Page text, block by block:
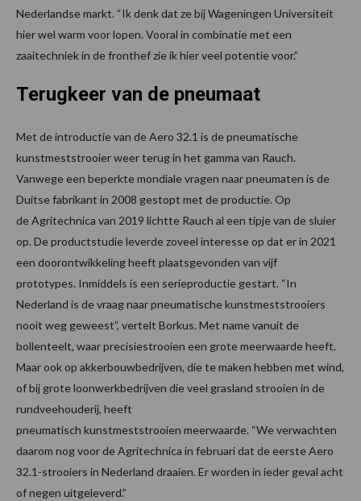
Nederlandse markt. “Ik denk dat ze bij Wageningen Universiteit
hier wel warm voor lopen. Vooral in combinatie met een
zaaitechniek in de fronthef zie ik hier veel potentie voor.”
Terugkeer van de pneumaat
Met de introductie van de Aero 32.1 is de pneumatische
kunstmeststrooier weer terug in het gamma van Rauch.
Vanwege een beperkte mondiale vragen naar pneumaten is de
Duitse fabrikant in 2008 gestopt met de productie. Op
de Agritechnica van 2019 lichtte Rauch al een tipje van de sluier
op. De productstudie leverde zoveel interesse op dat er in 2021
een doorontwikkeling heeft plaatsgevonden van vijf
prototypes. Inmiddels is een serieproductie gestart. “In
Nederland is de vraag naar pneumatische kunstmeststrooiers
nooit weg geweest”, vertelt Borkus. Met name vanuit de
bollenteelt, waar precisiestrooien een grote meerwaarde heeft.
Maar ook op akkerbouwbedrijven, die te maken hebben met wind,
of bij grote loonwerkbedrijven die veel grasland strooien in de
rundveehouderij, heeft
pneumatisch kunstmeststrooien meerwaarde. “We verwachten
daarom nog voor de Agritechnica in februari dat de eerste Aero
32.1-strooiers in Nederland draaien. Er worden in ieder geval acht
of negen uitgeleverd.”